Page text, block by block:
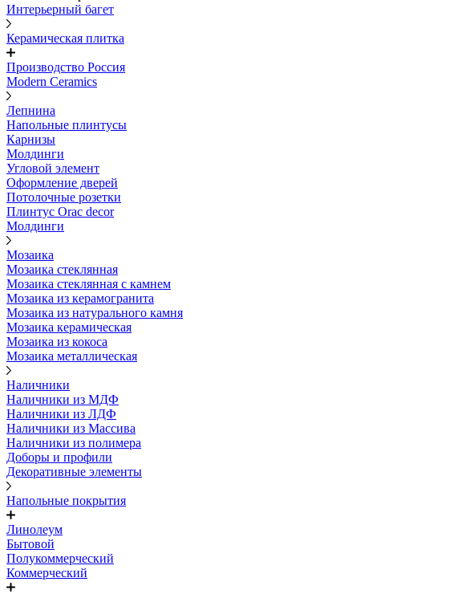
Интерьерный багет
Керамическая плитка
Производство Россия
Modern Ceramics
Лепнина
Напольные плинтусы
Карнизы
Молдинги
Угловой элемент
Оформление дверей
Потолочные розетки
Плинтус Orac decor
Молдинги
Мозаика
Мозаика стеклянная
Мозаика стеклянная с камнем
Мозаика из керамогранита
Мозаика из натурального камня
Мозаика керамическая
Мозаика из кокоса
Мозаика металлическая
Наличники
Наличники из МДФ
Наличники из ЛДФ
Наличники из Массива
Наличники из полимера
Доборы и профили
Декоративные элементы
Напольные покрытия
Линолеум
Бытовой
Полукоммерческий
Коммерческий